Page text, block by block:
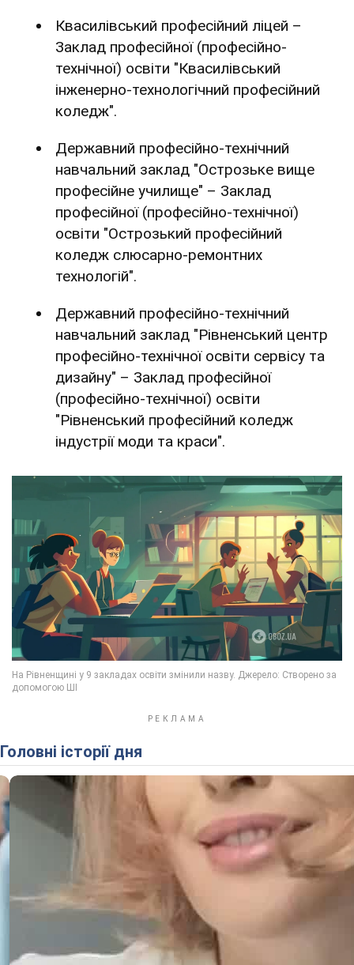
Квасилівський професійний ліцей –
Заклад професійної (професійно-
технічної) освіти "Квасилівський
інженерно-технологічний професійний
коледж".
Державний професійно-технічний
навчальний заклад "Острозьке вище
професійне училище" – Заклад
професійної (професійно-технічної)
освіти "Острозький професійний
коледж слюсарно-ремонтних
технологій".
Державний професійно-технічний
навчальний заклад "Рівненський центр
професійно-технічної освіти сервісу та
дизайну" – Заклад професійної
(професійно-технічної) освіти
"Рівненський професійний коледж
індустрії моди та краси".
Головні історії дня